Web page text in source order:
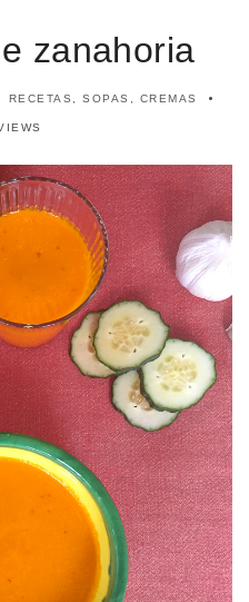
zanahoria
RECETAS SOPAS, CREMAS